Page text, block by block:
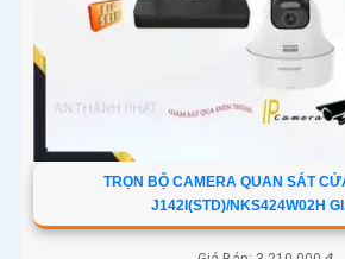
TRỌN BỘ CAMERA QUAN SÁT
J142I(STD)/NKS424W02H